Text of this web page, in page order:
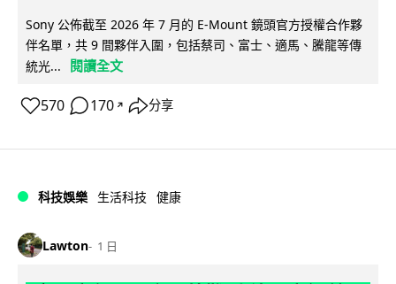
Sony 公佈截至 2026 年 7 月的 E-Mount 鏡頭官方授權合作夥
伴名單，共 9 間夥伴入圍，包括蔡司、富士、適馬、騰龍等傳
統光...
閱讀全文
570 170 ↗ 分享
科技娛樂 生活科技 健康
Lawton 1 日